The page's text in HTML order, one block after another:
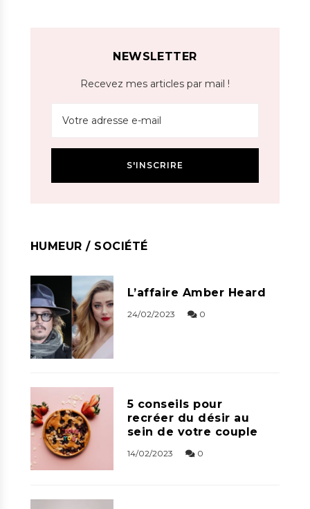
NEWSLETTER
Recevez mes articles par mail !
HUMEUR / SOCIÉTÉ
L’affaire Amber Heard
24/02/2023 0
5 conseils pour
recréer du désir au
sein de votre couple
14/02/2023 0